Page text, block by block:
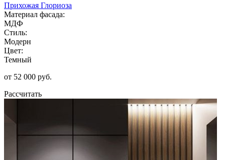
Прихожая Глориоза
Материал фасада:
МДФ
Стиль:
Модерн
Цвет:
Темный
от 52 000 руб.
Рассчитать